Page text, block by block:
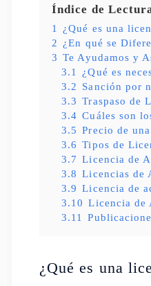
Índice de
1
¿Qué es una
2 ¿En qué se
3 Te Ayudamos y
3.1
¿Qué es
3.2 Sanción por
3.3 Traspaso de
3.4 Cuáles son
3.5 Precio de
3.6 Tipos de
3.7 Licencia de
3.8 Licencias de
3.9 Licencia de
3.10 Licencia de
3.11
¿Qué es una